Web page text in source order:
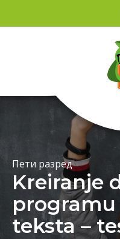
Пети разред
Kreiranje
programu
teksta –